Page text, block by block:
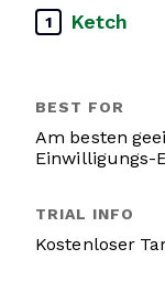
1 Ketch
Am besten
Einwilligungs-
Kostenloser